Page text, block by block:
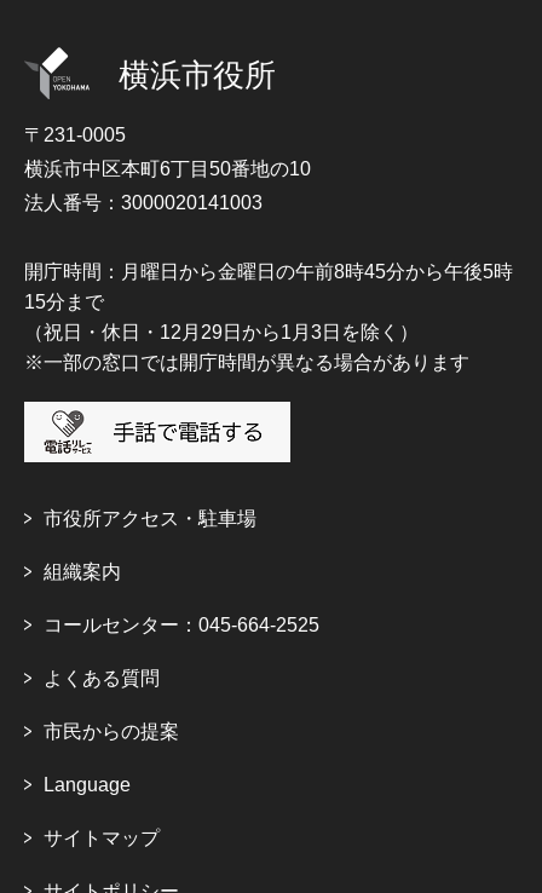
横浜市役所
〒231-0005
横浜市中区本町6丁目50番地の10
法人番号：3000020141003
開庁時間：月曜日から金曜日の午前8時45分から午後5時
15分まで
（祝日・休日・12月29日から1月3日を除く）
※一部の窓口では開庁時間が異なる場合があります
市役所アクセス・駐車場
組織案内
コールセンター：045-664-2525
よくある質問
市民からの提案
Language
サイトマップ